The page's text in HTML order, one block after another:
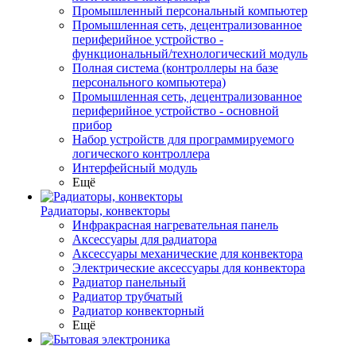
Промышленный персональный компьютер
Промышленная сеть, децентрализованное
периферийное устройство -
функциональный/технологический модуль
Полная система (контроллеры на базе
персонального компьютера)
Промышленная сеть, децентрализованное
периферийное устройство - основной
прибор
Набор устройств для программируемого
логического контроллера
Интерфейсный модуль
Ещё
Радиаторы, конвекторы
Инфракрасная нагревательная панель
Аксессуары для радиатора
Аксессуары механические для конвектора
Электрические аксессуары для конвектора
Радиатор панельный
Радиатор трубчатый
Радиатор конвекторный
Ещё